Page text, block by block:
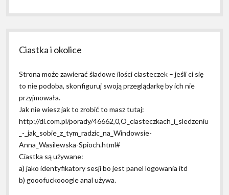
Ciastka i okolice
Strona może zawierać śladowe ilości ciasteczek – jeśli ci się
to nie podoba, skonfiguruj swoją przeglądarkę by ich nie
przyjmowała.
Jak nie wiesz jak to zrobić to masz tutaj:
http://di.com.pl/porady/46662,0,O_ciasteczkach_i_sledzeniu
_-_jak_sobie_z_tym_radzic_na_Windowsie-
Anna_Wasilewska-Spioch.html#
Ciastka są używane:
a) jako identyfikatory sesji bo jest panel logowania itd
b) gooofuckooogle anal używa.